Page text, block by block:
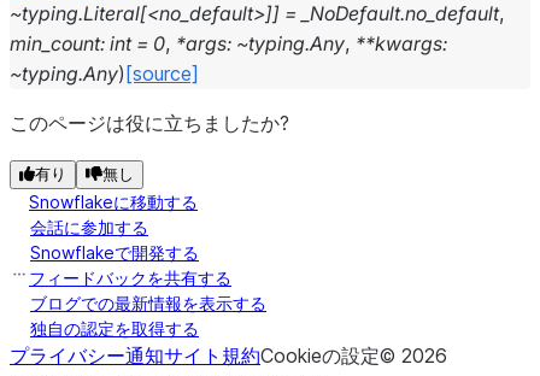
~typing.Literal[<no_default>]] = _NoDefault.no_default,
min_count: int = 0, *args: ~typing.Any, **kwargs:
~typing.Any) [source]
このページは役に立ちましたか?
有り 無し
Snowflakeに移動する
会話に参加する
Snowflakeで開発する
フィードバックを共有する
ブログでの最新情報を表示する
独自の認定を取得する
プライバシー通知サイト規約Cookieの設定© 2026